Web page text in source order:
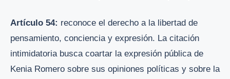
Artículo 54: reconoce el derecho a la libertad de
pensamiento, conciencia y expresión. La citación
intimidatoria busca coartar la expresión pública de
Kenia Romero sobre sus opiniones políticas y sobre la